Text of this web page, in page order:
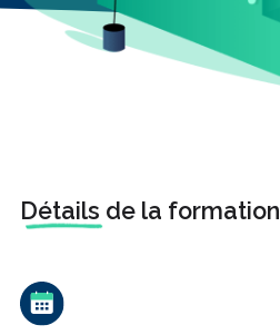
Détails de la formation